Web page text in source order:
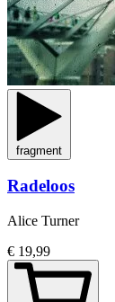
fragment
Radeloos
Alice Turner
€ 19,99